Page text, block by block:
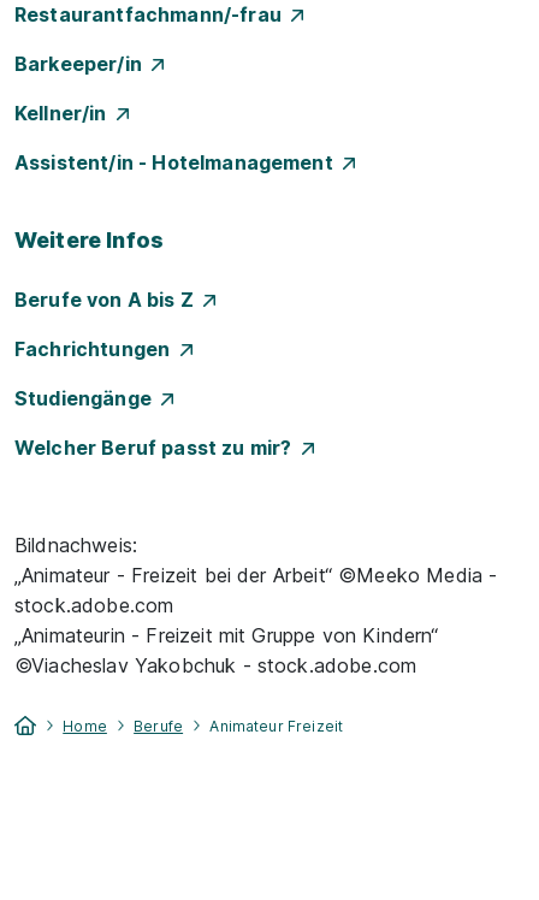
Restaurantfachmann/-frau
Barkeeper/in
Kellner/in
Assistent/in - Hotelmanagement
Weitere Infos
Berufe von A bis Z
Fachrichtungen
Studiengänge
Welcher Beruf passt zu mir?
Bildnachweis:
„Animateur - Freizeit bei der Arbeit“ ©Meeko Media -
stock.adobe.com
„Animateurin - Freizeit mit Gruppe von Kindern“
©Viacheslav Yakobchuk - stock.adobe.com
Home Berufe Animateur Freizeit